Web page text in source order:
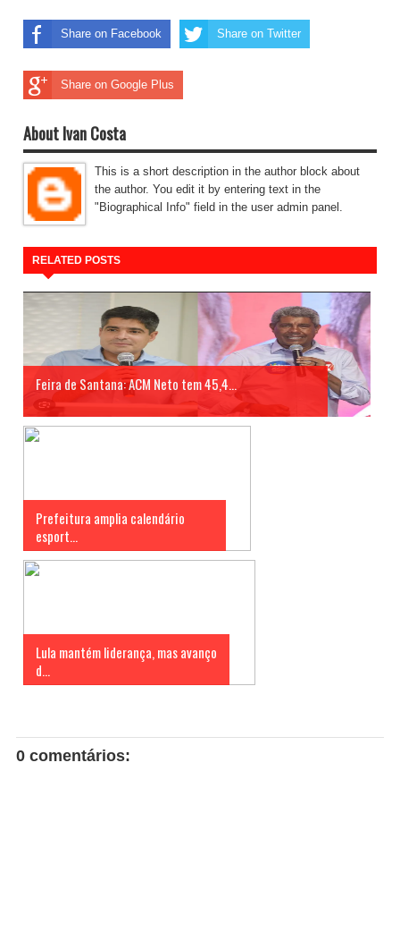
Share on Facebook Share on Twitter
Share on Google Plus
About Ivan Costa
This is a short description in the author block about
the author. You edit it by entering text in the
"Biographical Info" field in the user admin panel.
RELATED POSTS
Feira de Santana: ACM Neto tem 45,4...
Prefeitura amplia calendário
esport...
Lula mantém liderança, mas avanço
d...
0 comentários: